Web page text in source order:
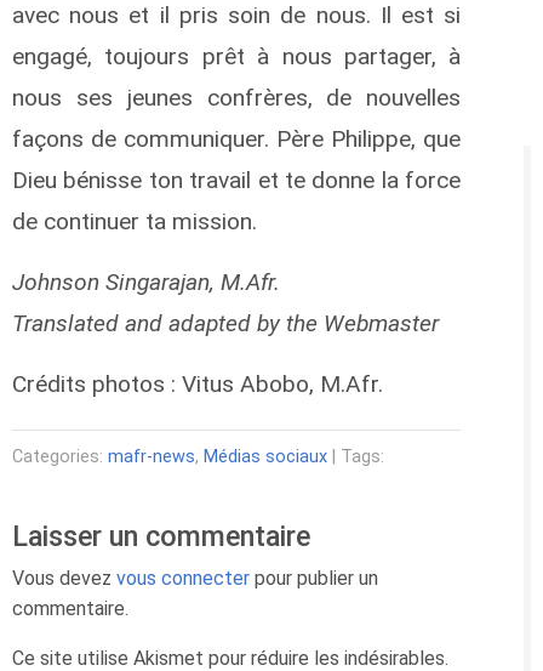
avec nous et il pris soin de nous. Il est si
engagé, toujours prêt à nous partager, à
nous ses jeunes confrères, de nouvelles
façons de communiquer. Père Philippe, que
Dieu bénisse ton travail et te donne la force
de continuer ta mission.
Johnson Singarajan, M.Afr.
Translated and adapted by the Webmaster
Crédits photos : Vitus Abobo, M.Afr.
Categories: mafr-news, Médias sociaux | Tags:
Laisser un commentaire
Vous devez vous connecter pour publier un
commentaire.
Ce site utilise Akismet pour réduire les indésirables.